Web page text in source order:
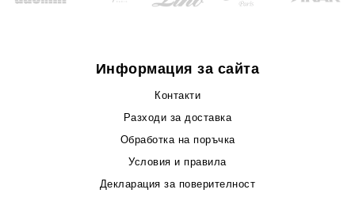
Информация за сайта
Контакти
Разходи за доставка
Обработка на поръчка
Условия и правила
Декларация за поверителност